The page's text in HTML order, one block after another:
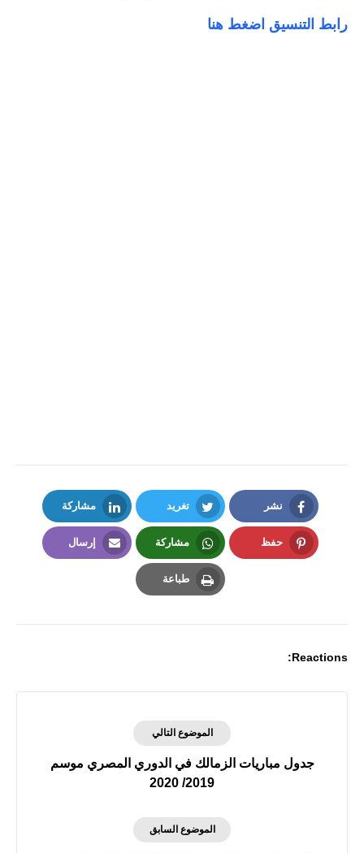
رابط التنسيق اضغط هنا
نشر
Facebook
تغريد
Twitter
مشاركة
LinkedIn
حفظ مشاركة
Whatsapp
إرسال
طباعة
Reactions:
الموضوع التالي
جدول مباريات الزمالك في الدوري المصري موسم
2019/ 2020
الموضوع السابق